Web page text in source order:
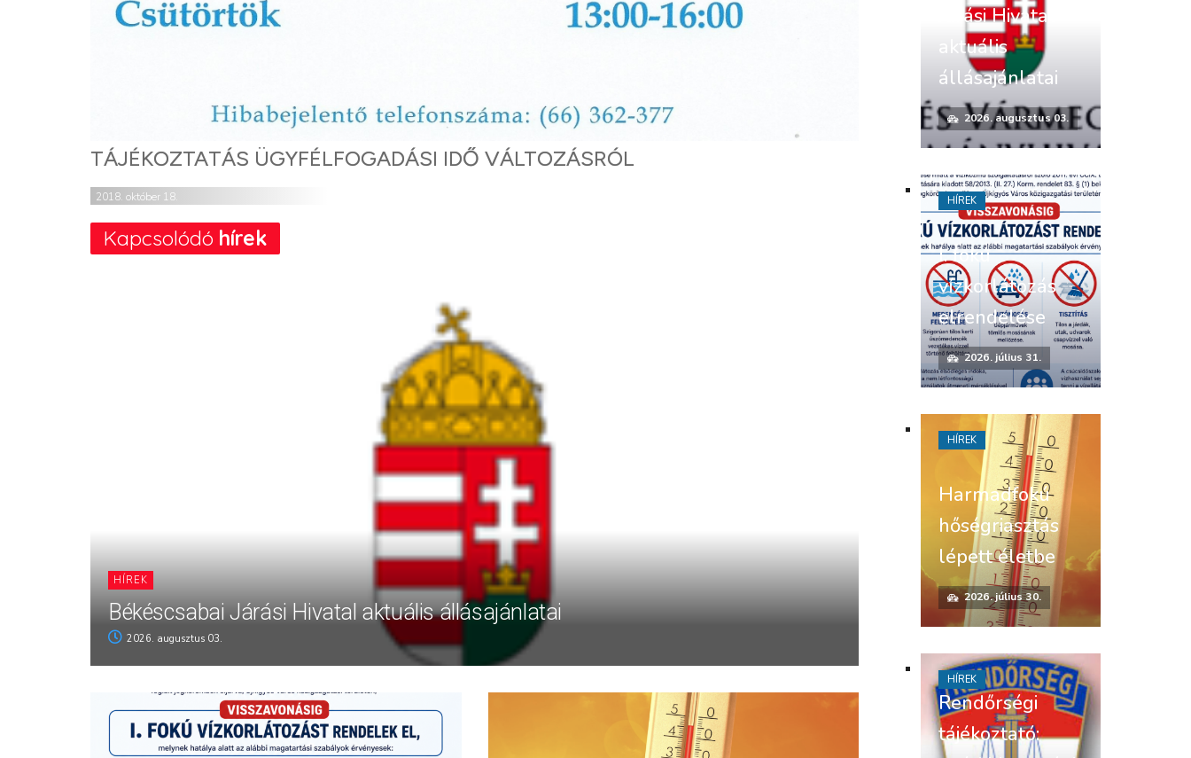
TÁJÉKOZTATÁS ÜGYFÉLFOGADÁSI IDŐ VÁLTOZÁSRÓL
2018. október 18.
Kapcsolódó hírek
HÍREK
Békéscsabai Járási Hivatal aktuális állásajánlatai
2026. augusztus 03.
Járási Hivatal
aktuális
állásajánlatai
2026. augusztus 03.
I. fokú
vízkorlátozás
elrendelése
2026. július 31.
HÍREK
Harmadfokú
hőségriasztás
lépett életbe
2026. július 30.
HÍREK
Rendőrségi
tájékoztató:
HÍREK